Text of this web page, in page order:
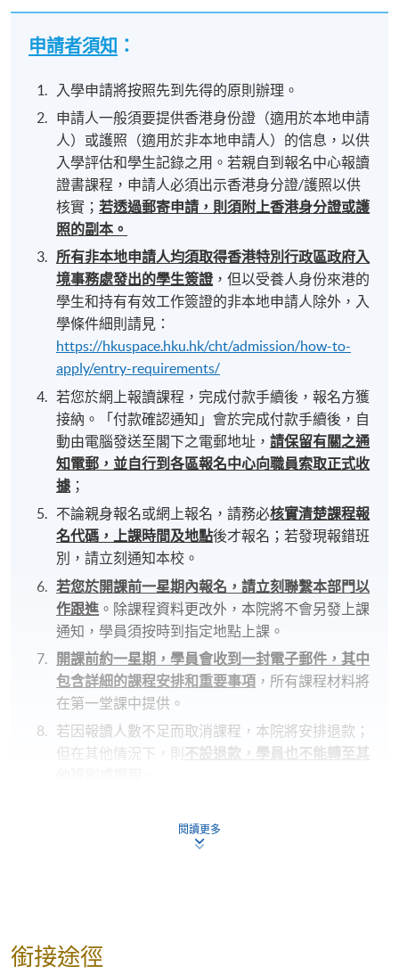
申請者須知 ：
入學申請將按照先到先得的原則辦理。
申請人一般須要提供香港身份證（適用於本地申請
人）或護照（適用於非本地申請人）的信息，以供
入學評估和學生記錄之用。若親自到報名中心報讀
證書課程，申請人必須出示香港身分證/護照以供
核實；若透過郵寄申請，則須附上香港身分證或護
照的副本。
所有非本地申請人均須取得香港特別行政區政府入
境事務處發出的學生簽證 ，但以受養人身份來港的
學生和持有有效工作簽證的非本地申請人除外，入
學條件細則請見：
https://hkuspace.hku.hk/cht/admission/how-to-
apply/entry-requirements/
若您於網上報讀課程，完成付款手續後，報名方獲
接納。「付款確認通知」會於完成付款手續後，自
動由電腦發送至閣下之電郵地址，請保留有關之通
知電郵，並自行到各區報名中心向職員索取正式收
據 ；
不論親身報名或網上報名，請務必核實清楚課程報
名代碼，上課時間及地點後才報名；若發現報錯班
別，請立刻通知本校。
若您於開課前一星期內報名，請立刻聯繫本部門以
作跟進 。除課程資料更改外，本院將不會另發上課
通知，學員須按時到指定地點上課。
開課前約一星期，學員會收到一封電子郵件，其中
包含詳細的課程安排和重要事項 ，所有課程材料將
在第一堂課中提供。
若因報讀人數不足而取消課程，本院將安排退款；
但在其他情況下，則 不設退款，學員也不能轉至其
閱讀更多
銜接途徑